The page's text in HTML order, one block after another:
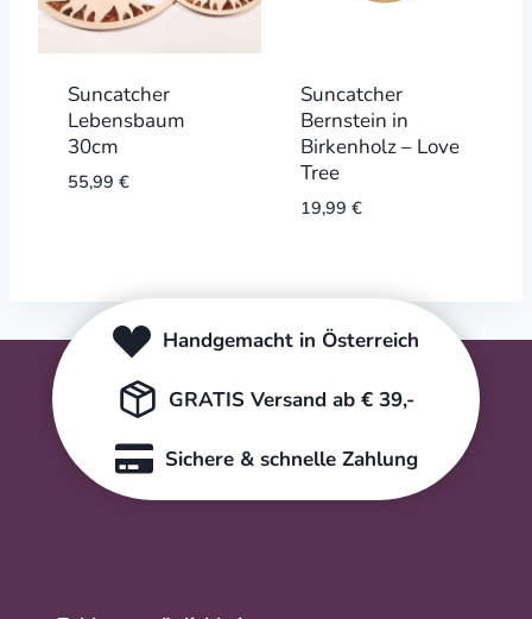
Suncatcher
Lebensbaum
30cm
55,99 €
Suncatcher
Bernstein in
Birkenholz – Love
Tree
19,99 €
Handgemacht in Österreich
GRATIS Versand ab € 39,-
Sichere & schnelle Zahlung